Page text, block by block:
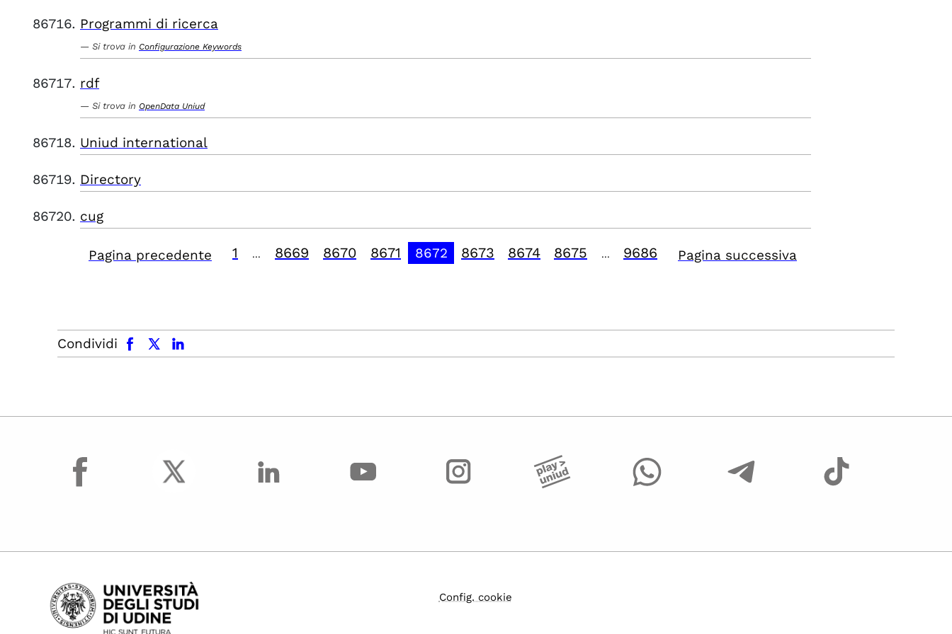
Programmi di ricerca
Si trova in Configurazione Keywords
rdf
Si trova in OpenData Uniud
Uniud international
Directory
cug
Pagina precedente 1 8669 8670 8671 8672 8673 8674 8675 9686 Pagina successiva
Condividi
facebook x.com linkedin
facebook
Config. cookie